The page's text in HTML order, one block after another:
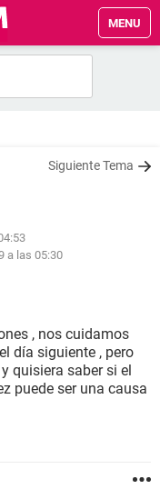
MENU
Siguiente Tema
a las 05:30
, nos cuidamos
día siguiente , pero
quisiera saber si el
puede ser una causa